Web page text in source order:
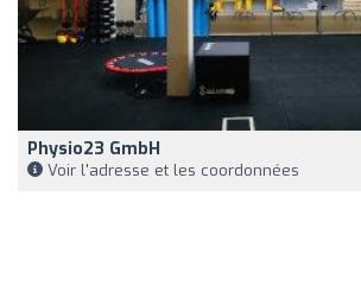
Physio23 GmbH
Voir l'adresse et les coordonnées